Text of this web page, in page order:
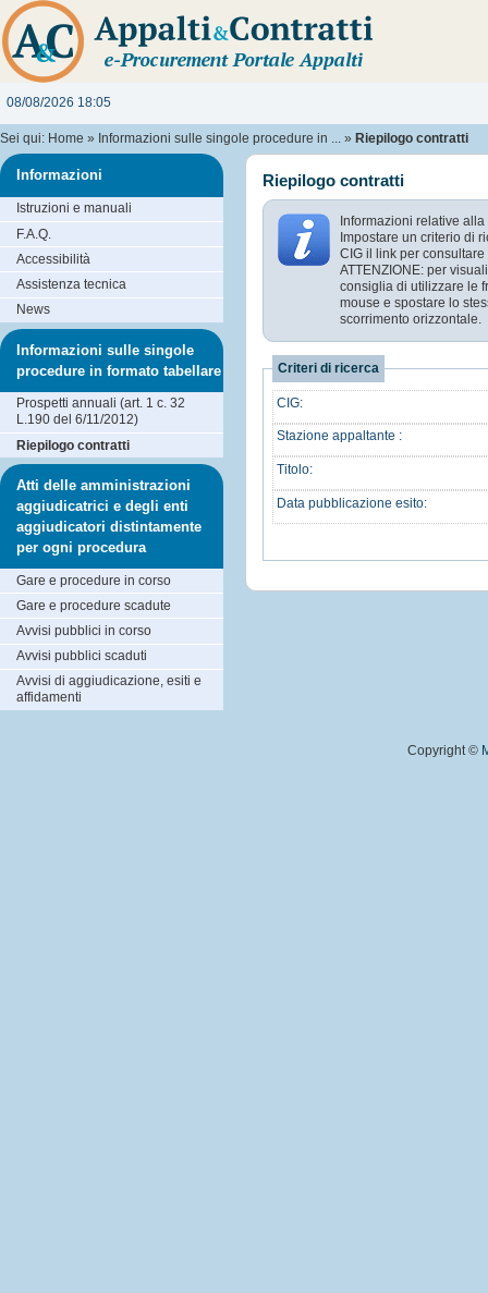
08/08/2026 18:05
Sei qui: Home » Informazioni sulle singole procedure in ... » Riepilogo contratti
Riepilogo contratti
Informazioni relative
Impostare un criterio di
CIG il link per
ATTENZIONE: per
consiglia di utilizzare le
mouse e spostare lo
scorrimento orizzontale.
Criteri di ricerca
CIG:
Stazione appaltante :
Titolo:
Data pubblicazione esito:
Informazioni
Istruzioni e manuali
F.A.Q.
Accessibilità
Assistenza tecnica
News
Informazioni sulle singole
procedure in formato tabellare
Prospetti annuali (art. 1 c. 32
L.190 del 6/11/2012)
Riepilogo contratti
Atti delle amministrazioni
aggiudicatrici e degli enti
aggiudicatori distintamente
per ogni procedura
Gare e procedure in corso
Gare e procedure scadute
Avvisi pubblici in corso
Avvisi pubblici scaduti
Avvisi di aggiudicazione, esiti e
affidamenti
Copyright ©